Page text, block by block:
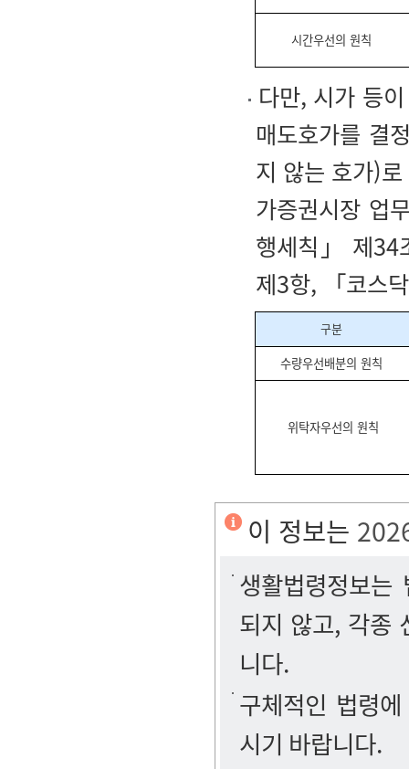
시간우선의 원칙
다만, 시가 등
매도호가를 결
지 않는 호가)
가증권시장 업
행세칙」 제34
제3항, 「코스
구분
수량우선배분의 원칙
위탁자우선의 원칙
이 정보는
생활법령정보
되지 않고, 각종
니다.
구체적인 법령
시기 바랍니다.